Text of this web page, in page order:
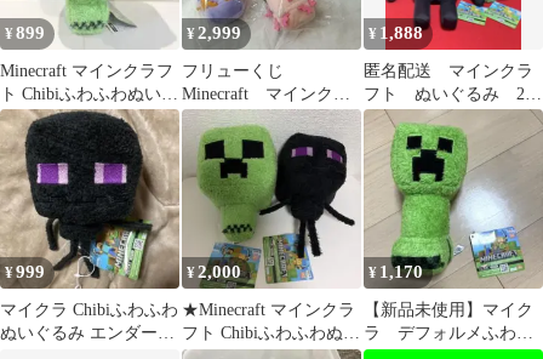
¥899
Minecraft マインクラフ
ト Chibiふわふわぬいぐ
るみ クリーパー
¥2,999
フリューくじ
Minecraft マインクラ
フト マイクラ ぬいバ
ディ ５種
¥ 1,888
匿名配送 マインクラ
フト ぬいぐるみ 2点
セット
¥999
マイクラ Chibiふわふわ
ぬいぐるみ エンダーマ
¥2,000
★Minecraft マインクラ
フト Chibiふわふわぬい
¥ 1,170
【新品未使用】マイク
ラ デフォルメふわふ